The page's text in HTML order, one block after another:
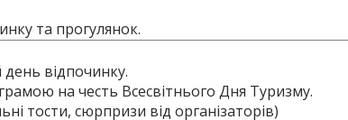
та прогулянок.
відпочинку.
на честь Всесвітнього Дня Туризму.
тости, сюрпризи від організаторів)